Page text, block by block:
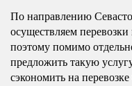
По направлению
осуществляем
поэтому помимо
предложить такую
сэкономить на